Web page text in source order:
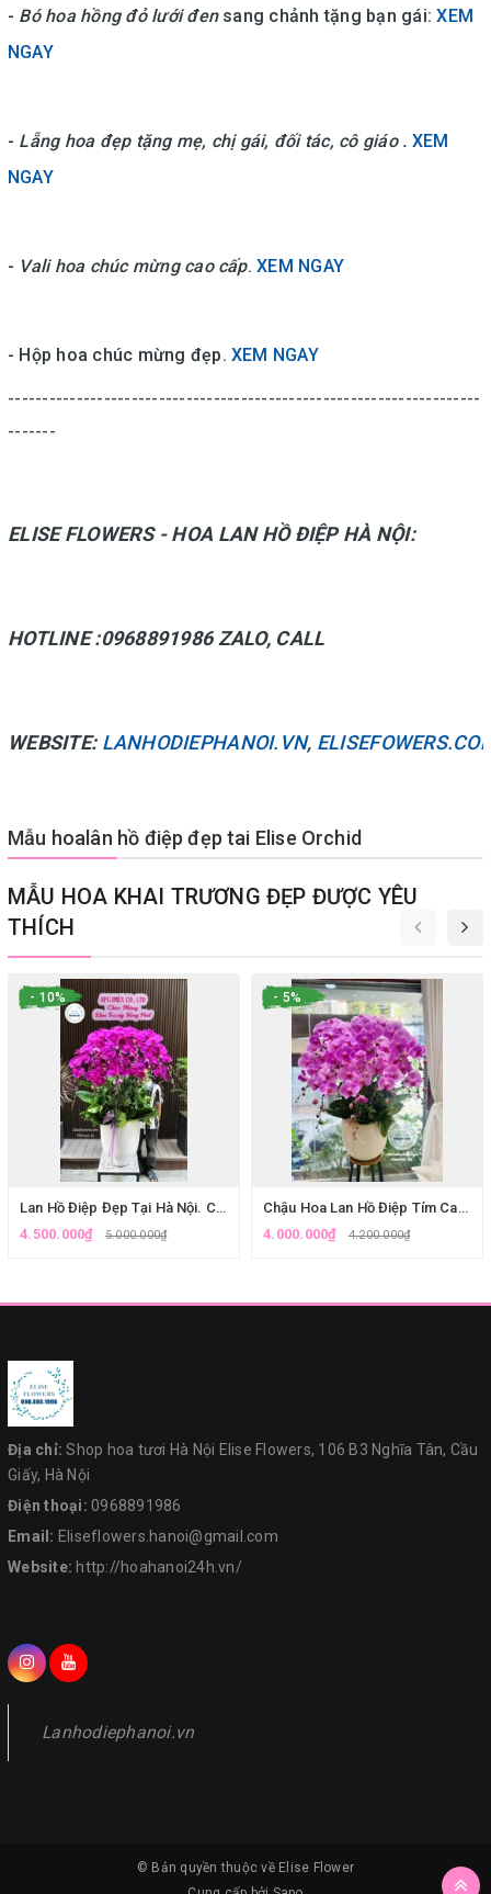
- Bó hoa hồng đỏ lưới đensang chảnh tặng bạn gái:XEM
NGAY
- Lẵng hoa đẹp tặng mẹ, chị gái, đối tác, cô giáo . XEM
NGAY
- Vali hoa chúc mừng cao cấp.XEM NGAY
- Hộp hoa chúc mừng đẹp.XEM NGAY
---------------------------------------------------------------------
-------
ELISE FLOWERS - HOA LAN HỒ ĐIỆP HÀ NỘI:
HOTLINE :0968891986 ZALO, CALL
WEBSITE: LANHODIEPHANOI.VN,
Mẫu hoalân hồ điệp đẹp tai Elise Orchid
MẪU HOA KHAI TRƯƠNG ĐẸP ĐƯỢC YÊU
THÍCH
- 10%
Lan Hồ Điệp Đẹp Tại Hà Nội. Chậu Lan Hồ Điệp Tím Mừng Khai Trương| Eliseflowers.
4.500.000₫
5.000.000₫
- 5%
Chậu Hoa Lan Hồ Điệp Tím Cao Cấp Tặng Bà Tại Eliseflowers Ba Đình
4.000.000₫
4.200.000₫
Địa chỉ:Shop hoa tươi Hà Nội Elise Flowers, 106 B3 Nghĩa Tân, Cầu
Giấy, Hà Nội
Điện thoại: 0968891986
Email: Eliseflowers.hanoi@gmail.com
Website: http://hoahanoi24h.vn/
Lanhodiephanoi.vn
© Bản quyền thuộc về Elise Flower